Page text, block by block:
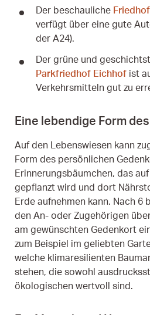
Der beschauliche
verfügt über eine gute
der A24).
Der grüne und
Parkfriedhof Eichhofist
Verkehrsmitteln gut zu
Eine lebendige Form
Auf den Lebenswiesen kann
Form des persönlichen
Erinnerungsbäumchen, das
gepflanzt wird und dort
Erde aufnehmen kann. Nach 6
den An- oder Zugehörigen
am gewünschten Gedenkort
zum Beispiel im geliebten
welche klimaresilienten
stehen, die sowohl
ökologischen wertvoll sind.